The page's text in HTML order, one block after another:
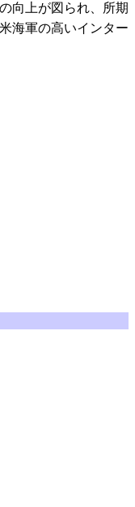
向上が図られ、所期
海軍の高いインター